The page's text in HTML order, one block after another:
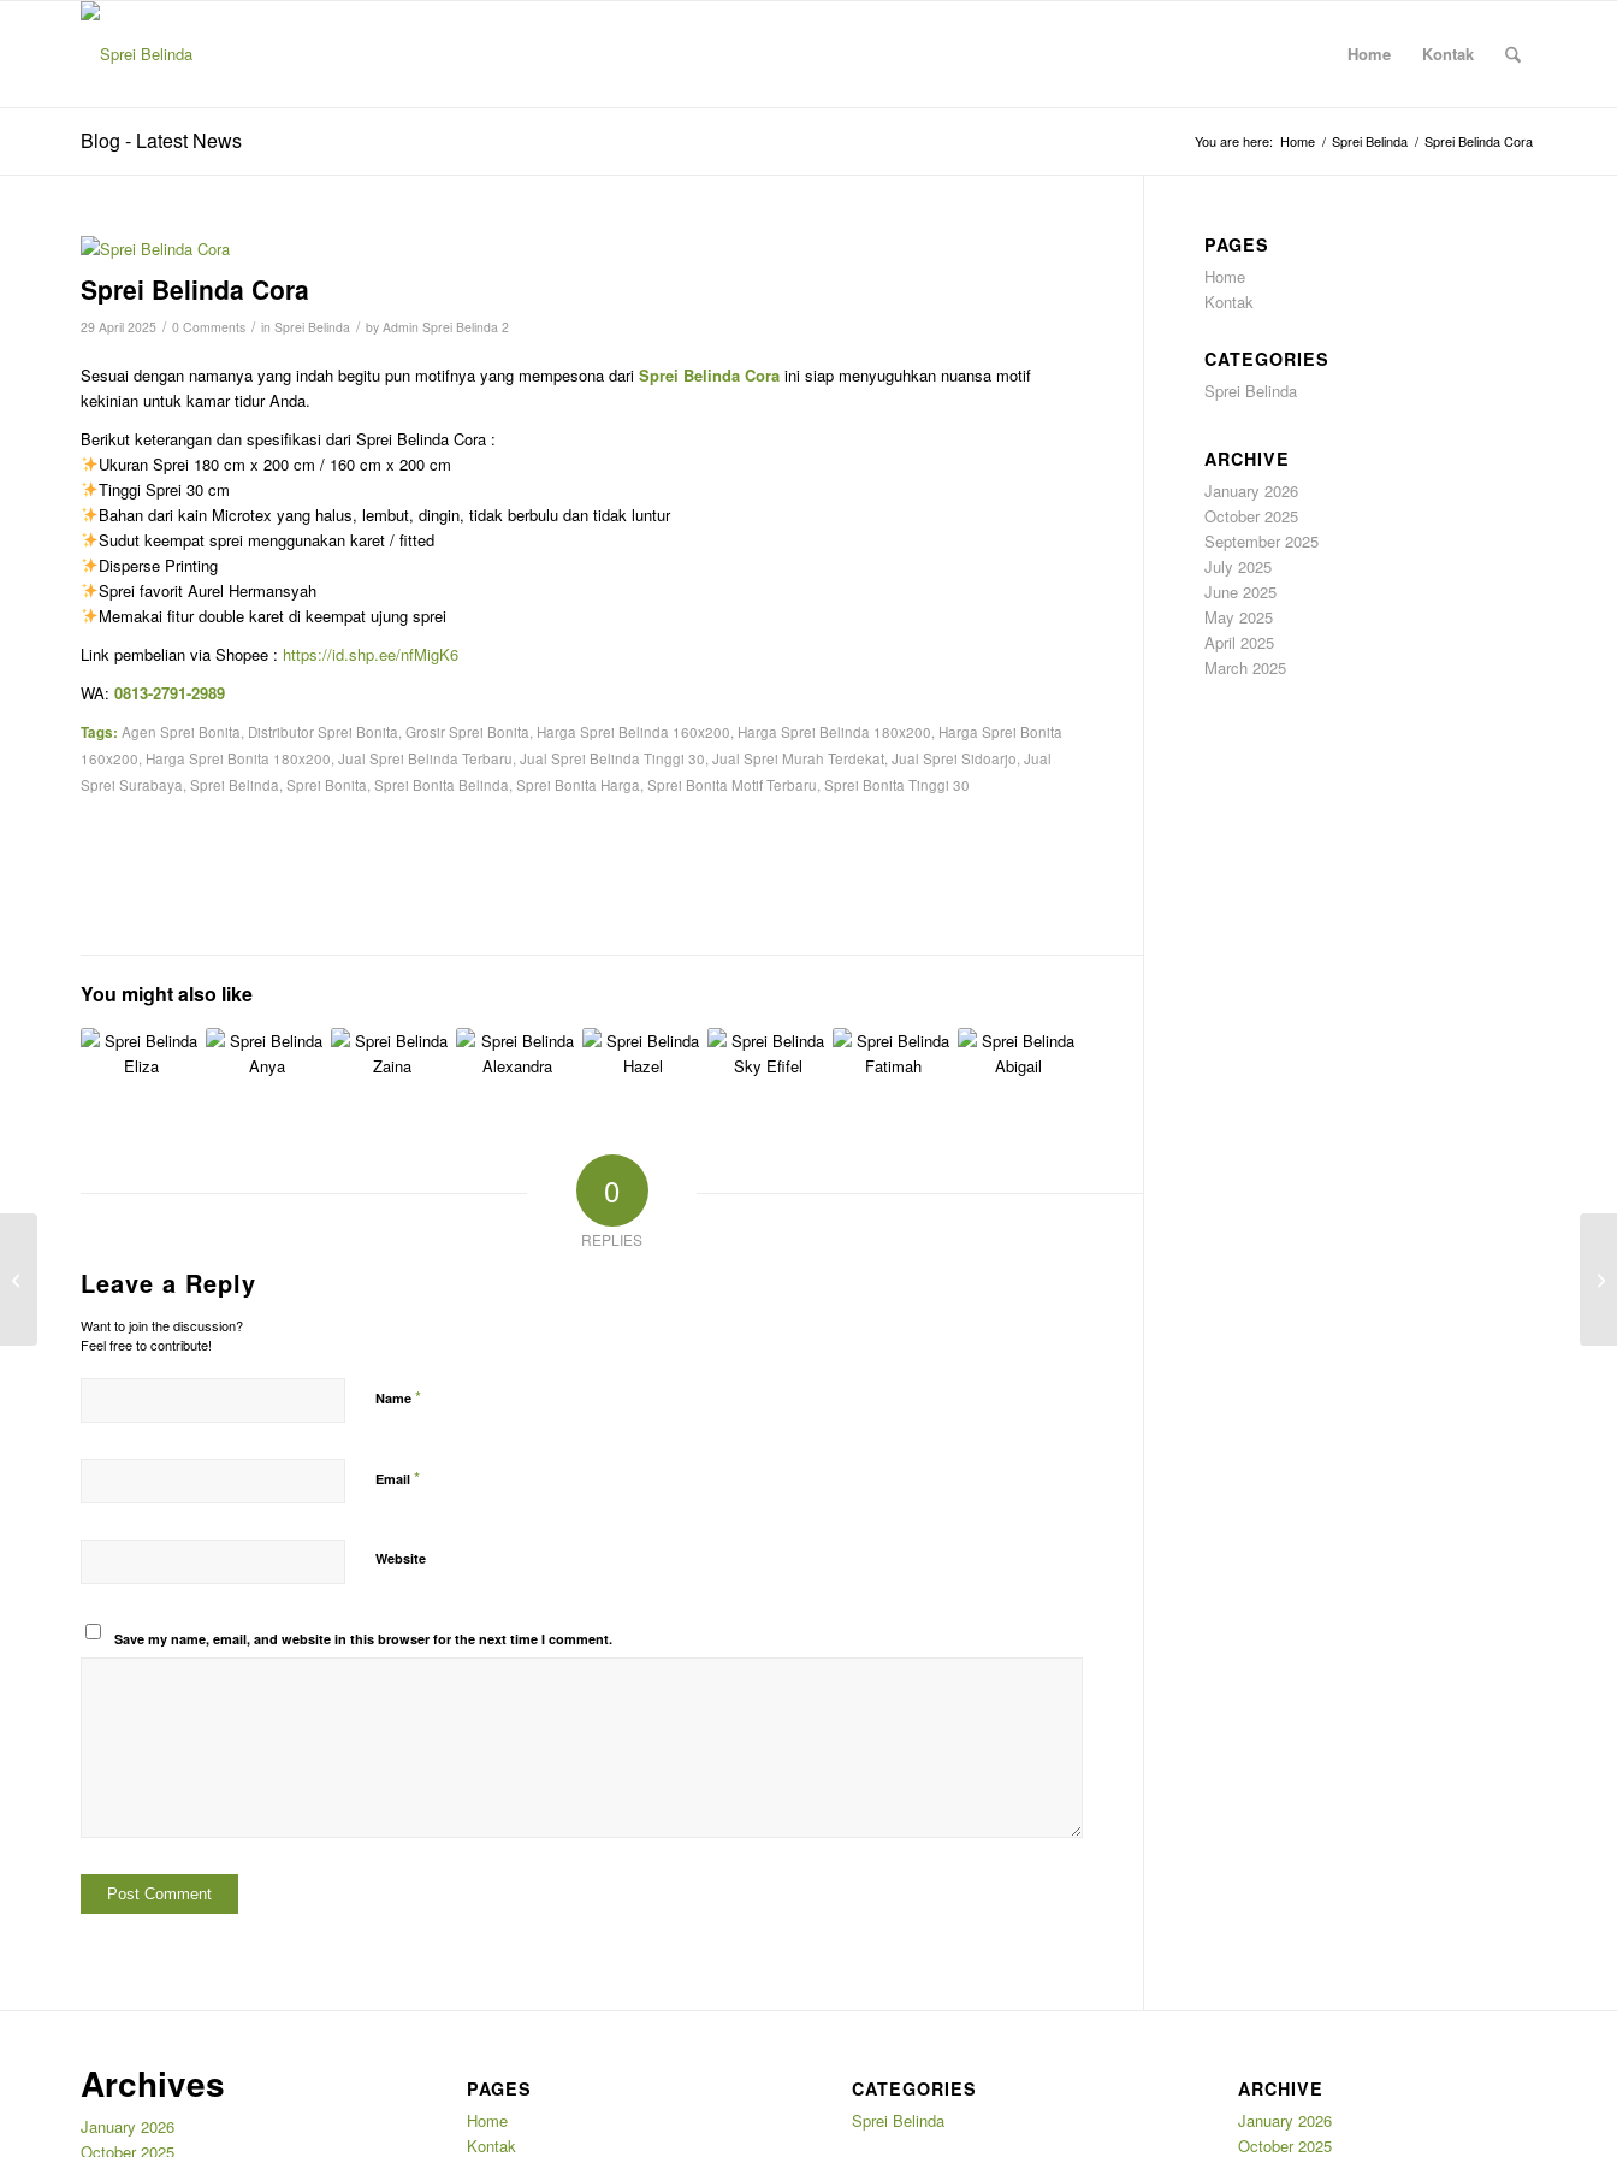
Home Kontak
Blog - Latest News You are here: Home / Sprei Belinda / Sprei Belinda Cora
Sprei Belinda Cora
29 April 2025 / 0 Comments / in Sprei Belinda / by Admin Sprei Belinda 2
Sesuai dengan namanya yang indah begitu pun motifnya yang mempesona dari Sprei Belinda Cora ini siap menyuguhkan nuansa motif
kekinian untuk kamar tidur Anda.
Berikut keterangan dan spesifikasi dari Sprei Belinda Cora :
Ukuran Sprei 180 cm x 200 cm / 160 cm x 200 cm
Tinggi Sprei 30 cm
Bahan dari kain Microtex yang halus, lembut, dingin, tidak berbulu dan tidak luntur
Sudut keempat sprei menggunakan karet / fitted
Disperse Printing
Sprei favorit Aurel Hermansyah
Memakai fitur double karet di keempat ujung sprei
Link pembelian via Shopee : https://id.shp.ee/nfMigK6
WA: 0813-2791-2989
Tags: Agen Sprei Bonita, Distributor Sprei Bonita,Grosir Sprei Bonita, Harga Sprei Belinda 160x200, Harga Sprei Belinda 180x200, Harga Sprei Bonita
160x200, Harga Sprei Bonita 180x200,Jual Sprei Belinda Terbaru,Jual Sprei Belinda Tinggi 30,Jual Sprei Murah Terdekat,Jual Sprei Sidoarjo,Jual
Sprei Surabaya,Sprei Belinda,Sprei Bonita,Sprei Bonita Belinda,Sprei Bonita Harga,Sprei Bonita Motif Terbaru,Sprei Bonita Tinggi 30
You might also like
0
REPLIES
Leave a Reply
Want to join the discussion?
Feel free to contribute!
Name *
Email *
Website
Save my name, email, and website in this browser for the next time I comment.
PAGES
Home
Kontak
CATEGORIES
Sprei Belinda
ARCHIVE
January 2026
October 2025
September 2025
July 2025
June 2025
May 2025
April 2025
March 2025
Archives
January 2026
October 2025
PAGES
Home
Kontak
CATEGORIES
Sprei Belinda
ARCHIVE
January 2026
October 2025
Sprei Belinda Carmen